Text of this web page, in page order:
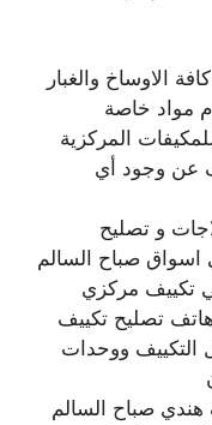
الاوساخ والغبار
مواد خاصة
المركزية
عن وجود أي
و تصليح
صباح السالم
تكييف مركزي
تصليح تكييف
التكييف ووحدات
هندي صباح السالم